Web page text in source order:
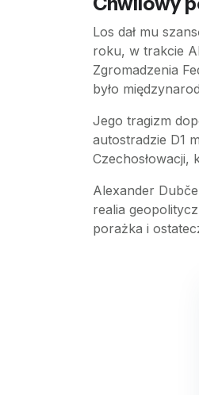
Los dał mu
roku, w trakcie
Zgromadzenia
było
Jego tragizm
autostradzie D1
Czechosłowacji,
Alexander
realia
porażka i